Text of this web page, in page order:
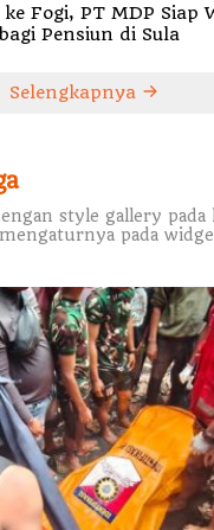
MDP Siap Wujudkan
Pensiun di Sula
Selengkapnya
style gallery pada
mengaturnya pada